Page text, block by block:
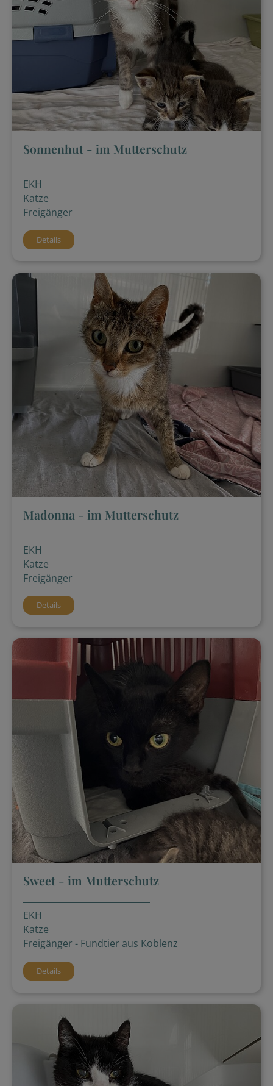
Sonnenhut - im Mutterschutz
EKH
Katze
Freigänger
Details
Madonna - im Mutterschutz
EKH
Katze
Freigänger
Details
Sweet - im Mutterschutz
EKH
Katze
Freigänger - Fundtier aus Koblenz
Details